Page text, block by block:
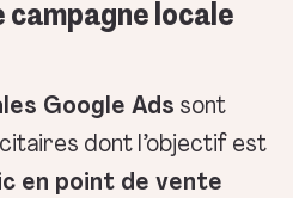
campagne locale
Google Ads sont
dont l’objectif est
en point de vente